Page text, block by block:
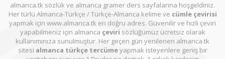
almanca.tk sözlük ve almanca gramer ders sayfalarına hoşgeldiniz.
Her türlü Almanca-Türkçe / Türkçe-Almanca kelime ve cümle çevirisi
yapmak için www.almanca.tk en doğru adres. Güvenilir ve hızlı çeviri
yapabilmeniz için almanca çeviri sözlüğümüz ücretsiz olarak
kullanımınıza sunulmuştur. Her geçen gün yenilenen almanca.tk
sitesi almanca türkçe tercümeyapmak isteyenlere geniş bir